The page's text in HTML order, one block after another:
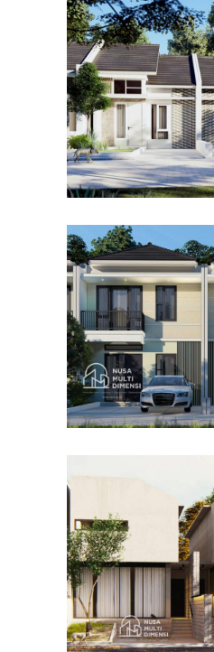
Desain Cluster
Cibinong Bogor
DESAIN RUMAH
Desain Cluster
Cibinong Bogor
DESAIN RUMAH
Desain
Cinere Depok
DESAIN RUMAH